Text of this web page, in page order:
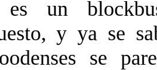
es un
y ya se
se